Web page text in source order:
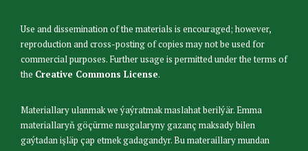
Use and dissemination of the materials is encouraged; however,
reproduction and cross-posting of copies may not be used for
commercial purposes. Further usage is permitted under the terms of
the Creative Commons License.
Materiallary ulanmak we ýaýratmak maslahat berilýär. Emma
materiallaryň göçürme nusgalaryny gazanç maksady bilen
gaýtadan işläp çap etmek gadagandyr. Bu materaillary mundan